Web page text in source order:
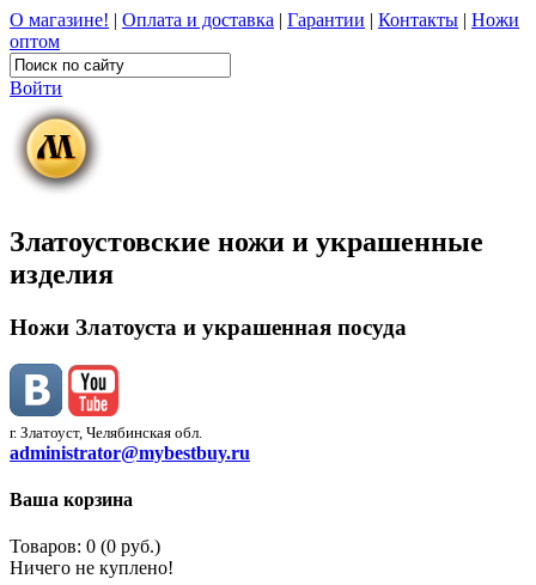
О магазине! | Оплата и доставка | Гарантии | Контакты | Ножи
оптом
Войти
Златоустовские ножи и украшенные
изделия
Ножи Златоуста и украшенная посуда
г. Златоуст, Челябинская обл.
administrator@mybestbuy.ru
Ваша корзина
Товаров: 0 (0 руб.)
Ничего не куплено!